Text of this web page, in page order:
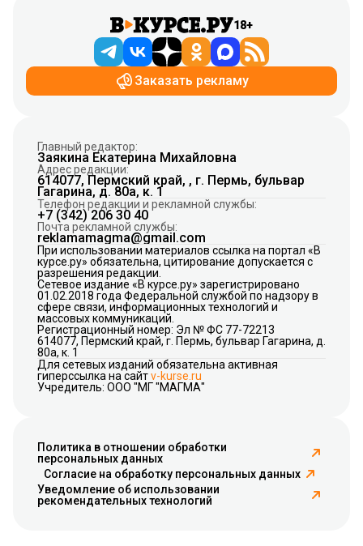
18+
Заказать рекламу
Главный редактор:
Заякина Екатерина Михайловна
Адрес редакции:
614077, Пермский край, , г. Пермь, бульвар
Гагарина, д. 80а, к. 1
Телефон редакции и рекламной службы:
+7 (342) 206 30 40
Почта рекламной службы:
reklamamagma@gmail.com
При использовании материалов ссылка на портал «В
курсе.ру» обязательна, цитирование допускается с
разрешения редакции.
Сетевое издание «В курсе.ру» зарегистрировано
01.02.2018 года Федеральной службой по надзору в
сфере связи, информационных технологий и
массовых коммуникаций.
Регистрационный номер: Эл № ФС 77-72213
614077, Пермский край, г. Пермь, бульвар Гагарина, д.
80а, к. 1
Для сетевых изданий обязательна активная
гиперссылка на сайтv-kurse.ru
Учредитель: ООО "МГ "МАГМА"
Политика в отношении обработки
персональных данных
Согласие на обработку персональных данных
Уведомление об использовании
рекомендательных технологий